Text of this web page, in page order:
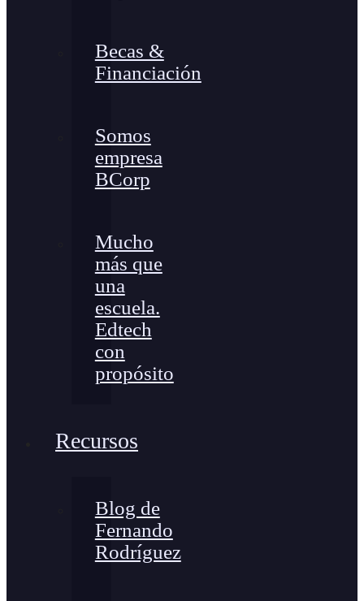
Becas &
Financiación
Somos
empresa
BCorp
Mucho
más que
una
escuela.
Edtech
con
propósito
Recursos
Blog de
Fernando
Rodríguez